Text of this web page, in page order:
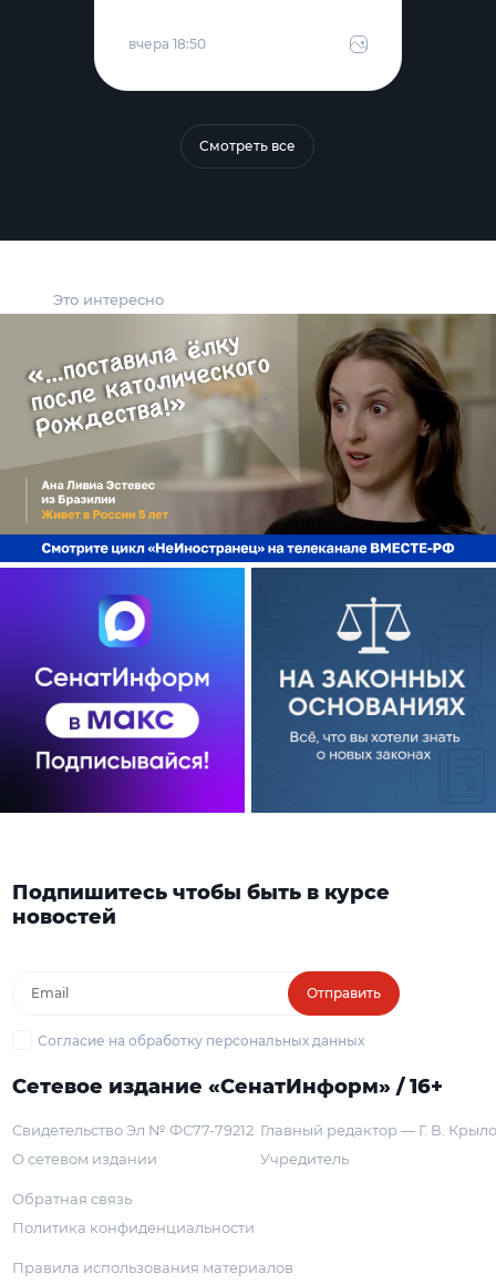
Это интересно
вчера 18:50
Смотреть все
Подпишитесь чтобы быть в курсе
новостей
Отправить
Согласие на обработку персональных данных
Сетевое издание «СенатИнформ» / 16+
Свидетельство Эл № ФС77-79212
О сетевом издании
Главный редактор — Г. В.
Учредитель
Обратная связь
Политика конфиденциальности
Правила использования материалов